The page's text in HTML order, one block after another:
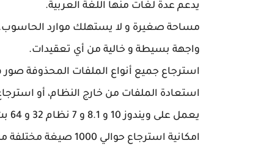
يدعم عدة لغات منها اللغة العربية.
مساحة صغيرة و لا يستهلك موارد
واجهة بسيطة و خالية من أي تعقيدات.
استرجاع جميع أنواع الملفات المحذوفة
استعادة الملفات من خارج النظام، أو
يعمل على ويندوز 10 و 8.1 و 7 نظام 32 و 64 بت.
امكانية استرجاع حوالي 1000 صيغة مختلفة من الملفات و الإمتدادات.